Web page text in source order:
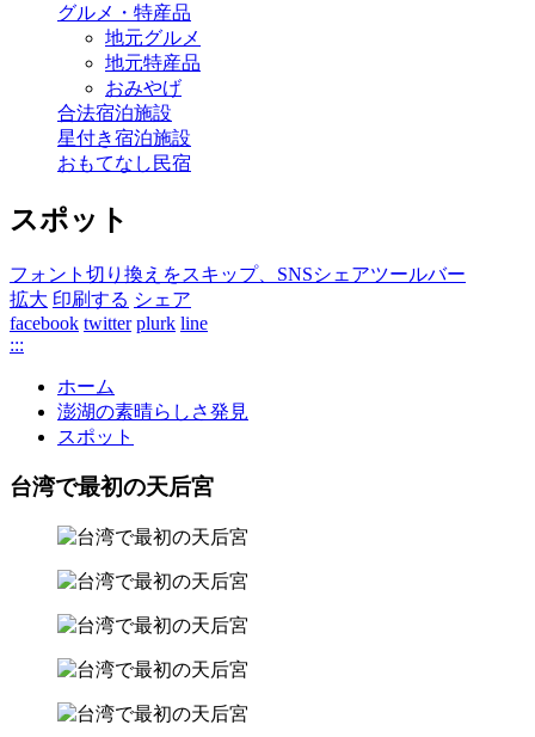
グルメ・特産品
地元グルメ
地元特産品
おみやげ
合法宿泊施設
星付き宿泊施設
おもてなし民宿
スポット
フォント切り換えをスキップ、SNSシェアツールバー
拡大 印刷する シェア
facebook twitter plurk line
:::
ホーム
澎湖の素晴らしさ発見
スポット
台湾で最初の天后宮